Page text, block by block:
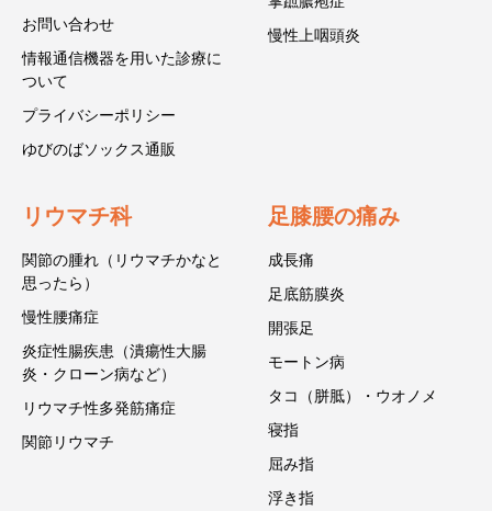
お問い合わせ
情報通信機器を用いた診療に
ついて
プライバシーポリシー
ゆびのばソックス通販
慢性上咽頭炎
リウマチ科
関節の腫れ（リウマチかなと
思ったら）
慢性腰痛症
炎症性腸疾患（潰瘍性大腸
炎・クローン病など）
リウマチ性多発筋痛症
関節リウマチ
足膝腰の痛み
成長痛
足底筋膜炎
開張足
モートン病
タコ（胼胝）・ウオノメ
寝指
屈み指
浮き指